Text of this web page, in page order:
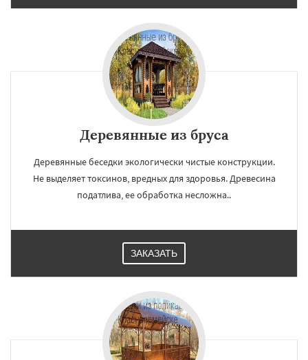
Деревянные из бруса
Деревянные беседки экологически чистые конструкции.
Не выделяет токсинов, вредных для здоровья. Древесина
податлива, ее обработка несложна..
ЗАКАЗАТЬ